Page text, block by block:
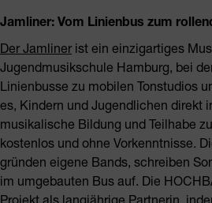
Jamliner: Vom Linienbus zum
Der Jamlinerist ein einzigartiges
Jugendmusikschule Hamburg, bei
Linienbusse zu mobilen Tonstudios
es, Kindern und Jugendlichen direkt
musikalische Bildung und Teilhabe
kostenlos und ohne Vorkenntnisse.
gründen eigene Bands, schreiben
im umgebauten Bus auf. Die
Projekt als langjährige Partnerin,